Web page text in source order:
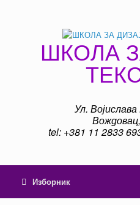
ШКОЛА
Ул.
tel: +381 11 2833
Изборник